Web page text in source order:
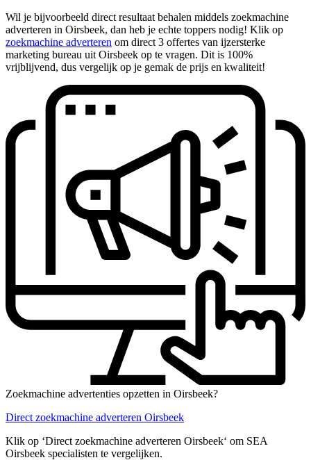
Wil je bijvoorbeeld direct resultaat behalen middels zoekmachine
adverteren in Oirsbeek, dan heb je echte toppers nodig! Klik op
zoekmachine adverteren om direct 3 offertes van ijzersterke
marketing bureau uit Oirsbeek op te vragen. Dit is 100%
vrijblijvend, dus vergelijk op je gemak de prijs en kwaliteit!
Zoekmachine advertenties opzetten in Oirsbeek?
Direct zoekmachine adverteren Oirsbeek
Klik op ‘Direct zoekmachine adverteren Oirsbeek‘ om SEA
Oirsbeek specialisten te vergelijken.